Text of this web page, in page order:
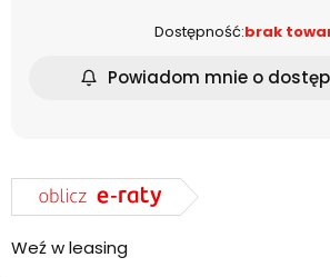
Dostępność:brak
Powiadom mnie o
Weź w leasing